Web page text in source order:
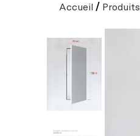
Accueil / Produits